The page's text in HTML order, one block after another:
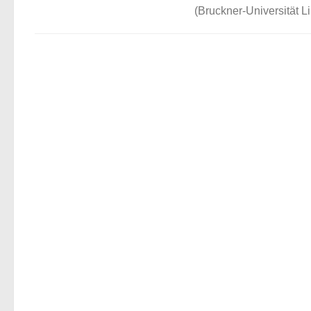
(Bruckner-Universität